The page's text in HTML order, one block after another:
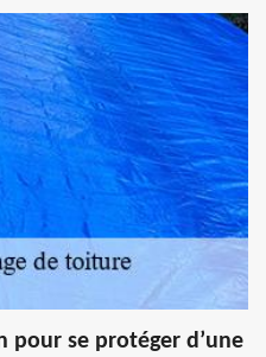
pour se protéger d’une